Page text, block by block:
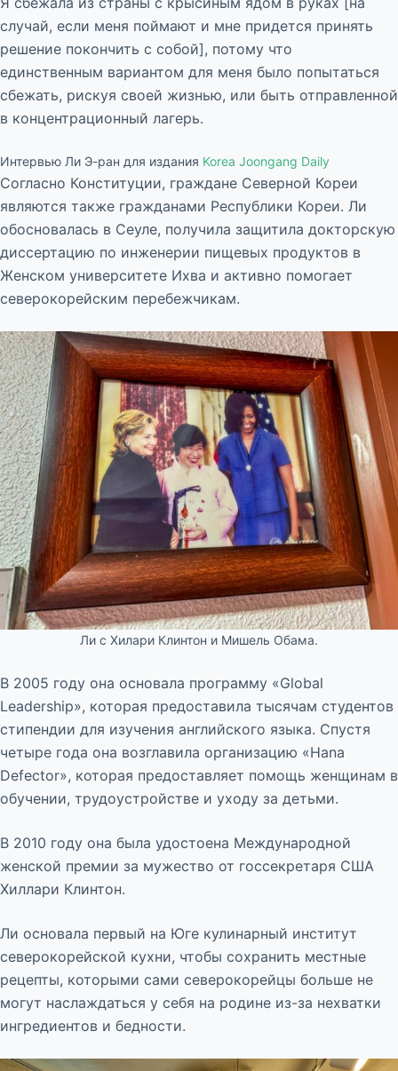
случай, если меня поймают и мне придется принять
решение покончить с собой], потому что
единственным вариантом для меня было попытаться
сбежать, рискуя своей жизнью, или быть отправленной
в концентрационный лагерь.
Интервью Ли Э-ран для издания Korea Joongang Daily
Согласно Конституции, граждане Северной Кореи
являются также гражданами Республики Кореи. Ли
обосновалась в Сеуле, получила защитила докторскую
диссертацию по инженерии пищевых продуктов в
Женском университете Ихва и активно помогает
северокорейским перебежчикам.
Ли с Хилари Клинтон и Мишель Обама.
В 2005 году она основала программу «Global
Leadership», которая предоставила тысячам студентов
стипендии для изучения английского языка. Спустя
четыре года она возглавила организацию «Hana
Defector», которая предоставляет помощь женщинам в
обучении, трудоустройстве и уходу за детьми.
В 2010 году она была удостоена Международной
женской премии за мужество от госсекретаря США
Хиллари Клинтон.
Ли основала первый на Юге кулинарный институт
северокорейской кухни, чтобы сохранить местные
рецепты, которыми сами северокорейцы больше не
могут наслаждаться у себя на родине из-за нехватки
ингредиентов и бедности.